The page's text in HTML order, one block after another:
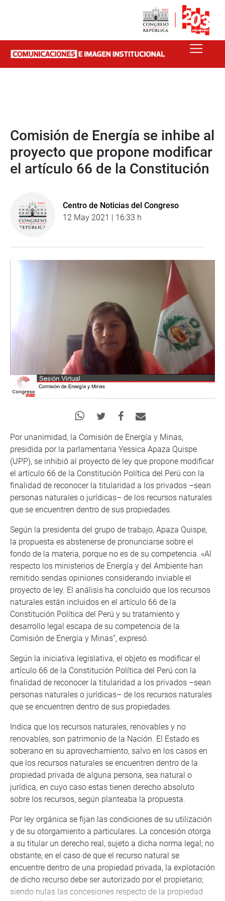
Comisión de Energía se inhibe al
proyecto que propone modificar
el artículo 66 de la Constitución
Centro de Noticias del Congreso
12 May 2021 | 16:33 h
Por unanimidad, la Comisión de Energía y Minas,
presidida por la parlamentaria Yessica Apaza Quispe
(UPP), se inhibió al proyecto de ley que propone modificar
el artículo 66 de la Constitución Política del Perú con la
finalidad de reconocer la titularidad a los privados –sean
personas naturales o jurídicas– de los recursos naturales
que se encuentren dentro de sus propiedades.
Según la presidenta del grupo de trabajo, Apaza Quispe,
la propuesta es abstenerse de pronunciarse sobre el
fondo de la materia, porque no es de su competencia. «Al
respecto los ministerios de Energía y del Ambiente han
remitido sendas opiniones considerando inviable el
proyecto de ley. El análisis ha concluido que los recursos
naturales están incluidos en el artículo 66 de la
Constitución Política del Perú y su tratamiento y
desarrollo legal escapa de su competencia de la
Comisión de Energía y Minas”, expresó.
Según la iniciativa legislativa, el objeto es modificar el
artículo 66 de la Constitución Política del Perú con la
finalidad de reconocer la titularidad a los privados –sean
personas naturales o jurídicas– de los recursos naturales
que se encuentren dentro de sus propiedades.
Indica que los recursos naturales, renovables y no
renovables, son patrimonio de la Nación. El Estado es
soberano en su aprovechamiento, salvo en los casos en
que los recursos naturales se encuentren dentro de la
propiedad privada de alguna persona, sea natural o
jurídica, en cuyo caso estas tienen derecho absoluto
sobre los recursos, según planteaba la propuesta.
Por ley orgánica se fijan las condiciones de su utilización
y de su otorgamiento a particulares. La concesión otorga
a su titular un derecho real, sujeto a dicha norma legal; no
obstante, en el caso de que el recurso natural se
encuentre dentro de una propiedad privada, la explotación
de dicho recurso debe ser autorizado por el propietario;
siendo nulas las concesiones respecto de la propiedad